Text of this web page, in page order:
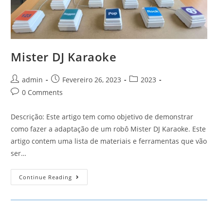
Mister DJ Karaoke
Post
author:
admin
Post
published:
Fevereiro 26, 2023
Post2023
Post0 Comments
Descrição: Este artigo tem como objetivo de demonstrar
como fazer a adaptação de um robô Mister DJ Karaoke. Este
artigo contem uma lista de materiais e ferramentas que vão
ser…
Continue Reading Mister
DJ